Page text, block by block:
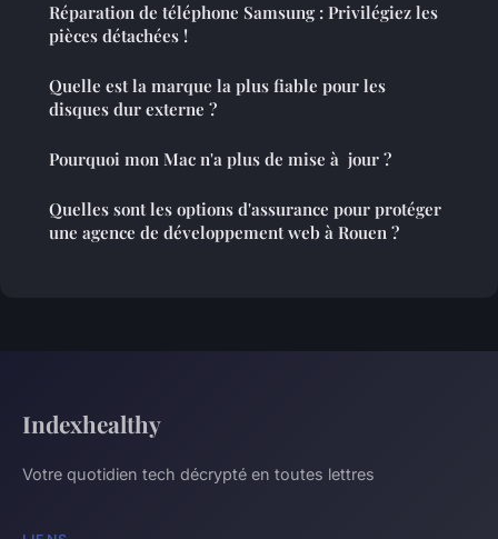
Réparation de téléphone Samsung : Privilégiez les
pièces détachées !
Quelle est la marque la plus fiable pour les
disques dur externe ?
Pourquoi mon Mac n'a plus de mise à jour ?
Quelles sont les options d'assurance pour protéger
une agence de développement web à Rouen ?
Indexhealthy
Votre quotidien tech décrypté en toutes lettres